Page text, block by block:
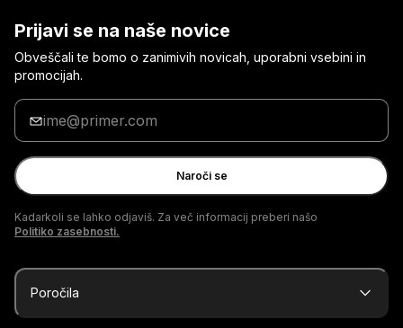
Prijavi se na naše novice
Obveščali te bomo o zanimivih novicah, uporabni vsebini in
promocijah.
Vpiši
svoj
elektronski
naslov
Naroči se
Kadarkoli se lahko odjaviš. Za več informacij preberi našo
Politiko zasebnosti.
Poročila